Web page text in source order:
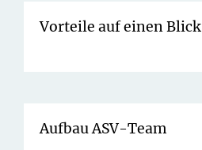
Vorteile auf einen Blick
Aufbau ASV-Team